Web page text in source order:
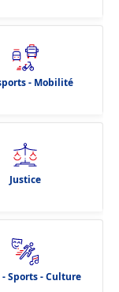
- Mobilité
Justice
Sports - Culture